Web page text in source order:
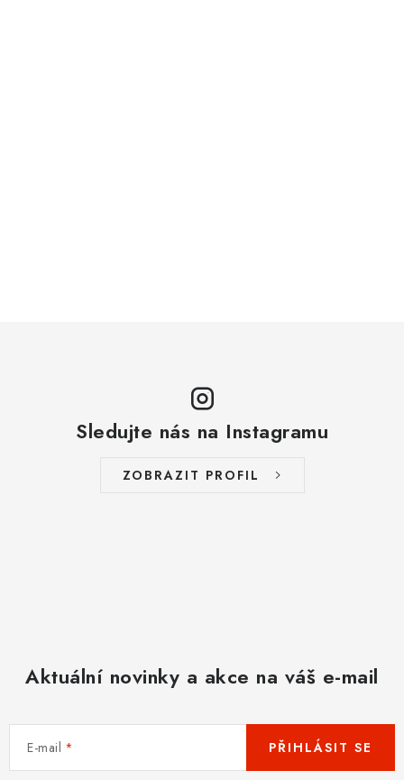
Sledujte nás na Instagramu
ZOBRAZIT PROFIL
Aktuální novinky a akce na váš e-mail
E-mail PŘIHLÁSIT SE